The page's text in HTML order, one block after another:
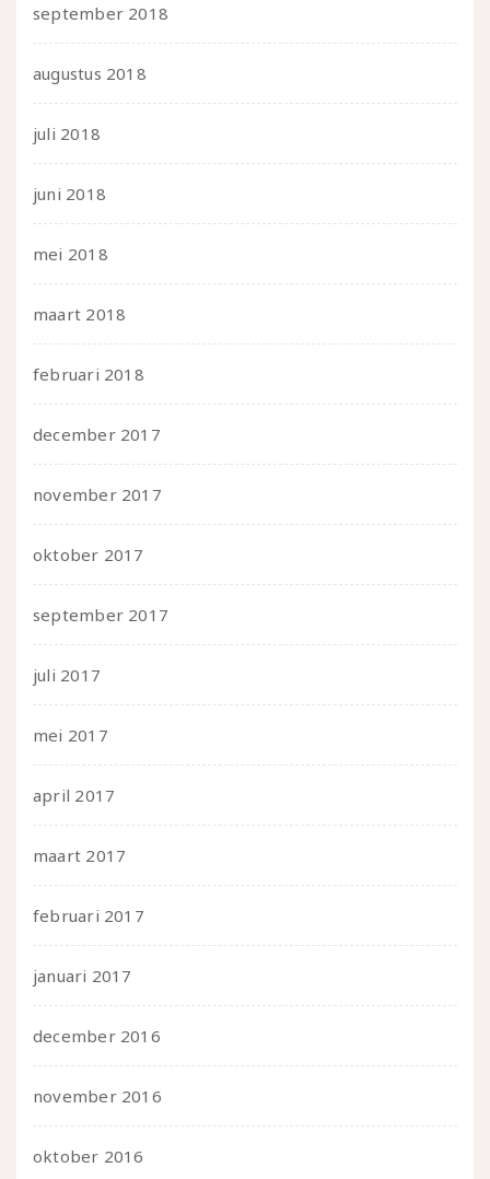
september 2018
augustus 2018
juli 2018
juni 2018
mei 2018
maart 2018
februari 2018
december 2017
november 2017
oktober 2017
september 2017
juli 2017
mei 2017
april 2017
maart 2017
februari 2017
januari 2017
december 2016
november 2016
oktober 2016